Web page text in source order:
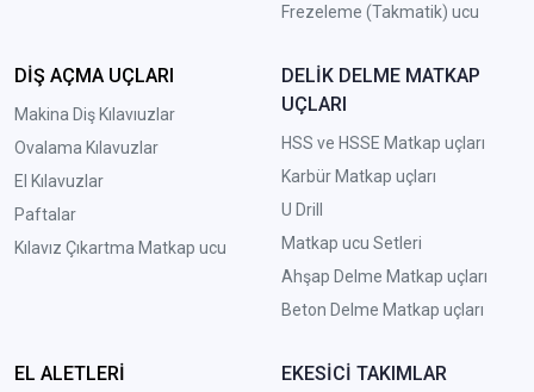
Frezeleme (Takmatik) ucu
DİŞ AÇMA UÇLARI
Makina Diş Kılavıuzlar
Ovalama Kılavuzlar
El Kılavuzlar
Paftalar
Kılavız Çıkartma Matkap ucu
DELİK DELME MATKAP
UÇLARI
HSS ve HSSE Matkap uçları
Karbür Matkap uçları
U Drill
Matkap ucu Setleri
Ahşap Delme Matkap uçları
Beton Delme Matkap uçları
EL ALETLERİ EKESİCİ TAKIMLAR